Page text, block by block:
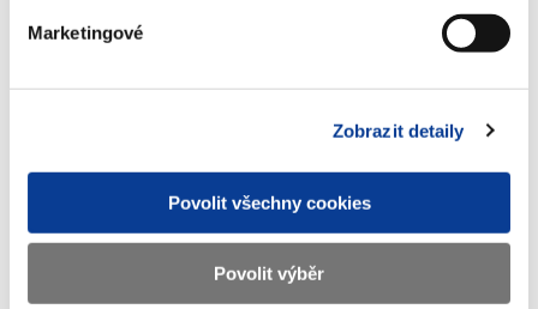
Marketingové
Zobrazit detaily
Povolit všechny cookies
Povolit výběr
+420 257 041 111
E-mail podatelna@mf.gov.cz